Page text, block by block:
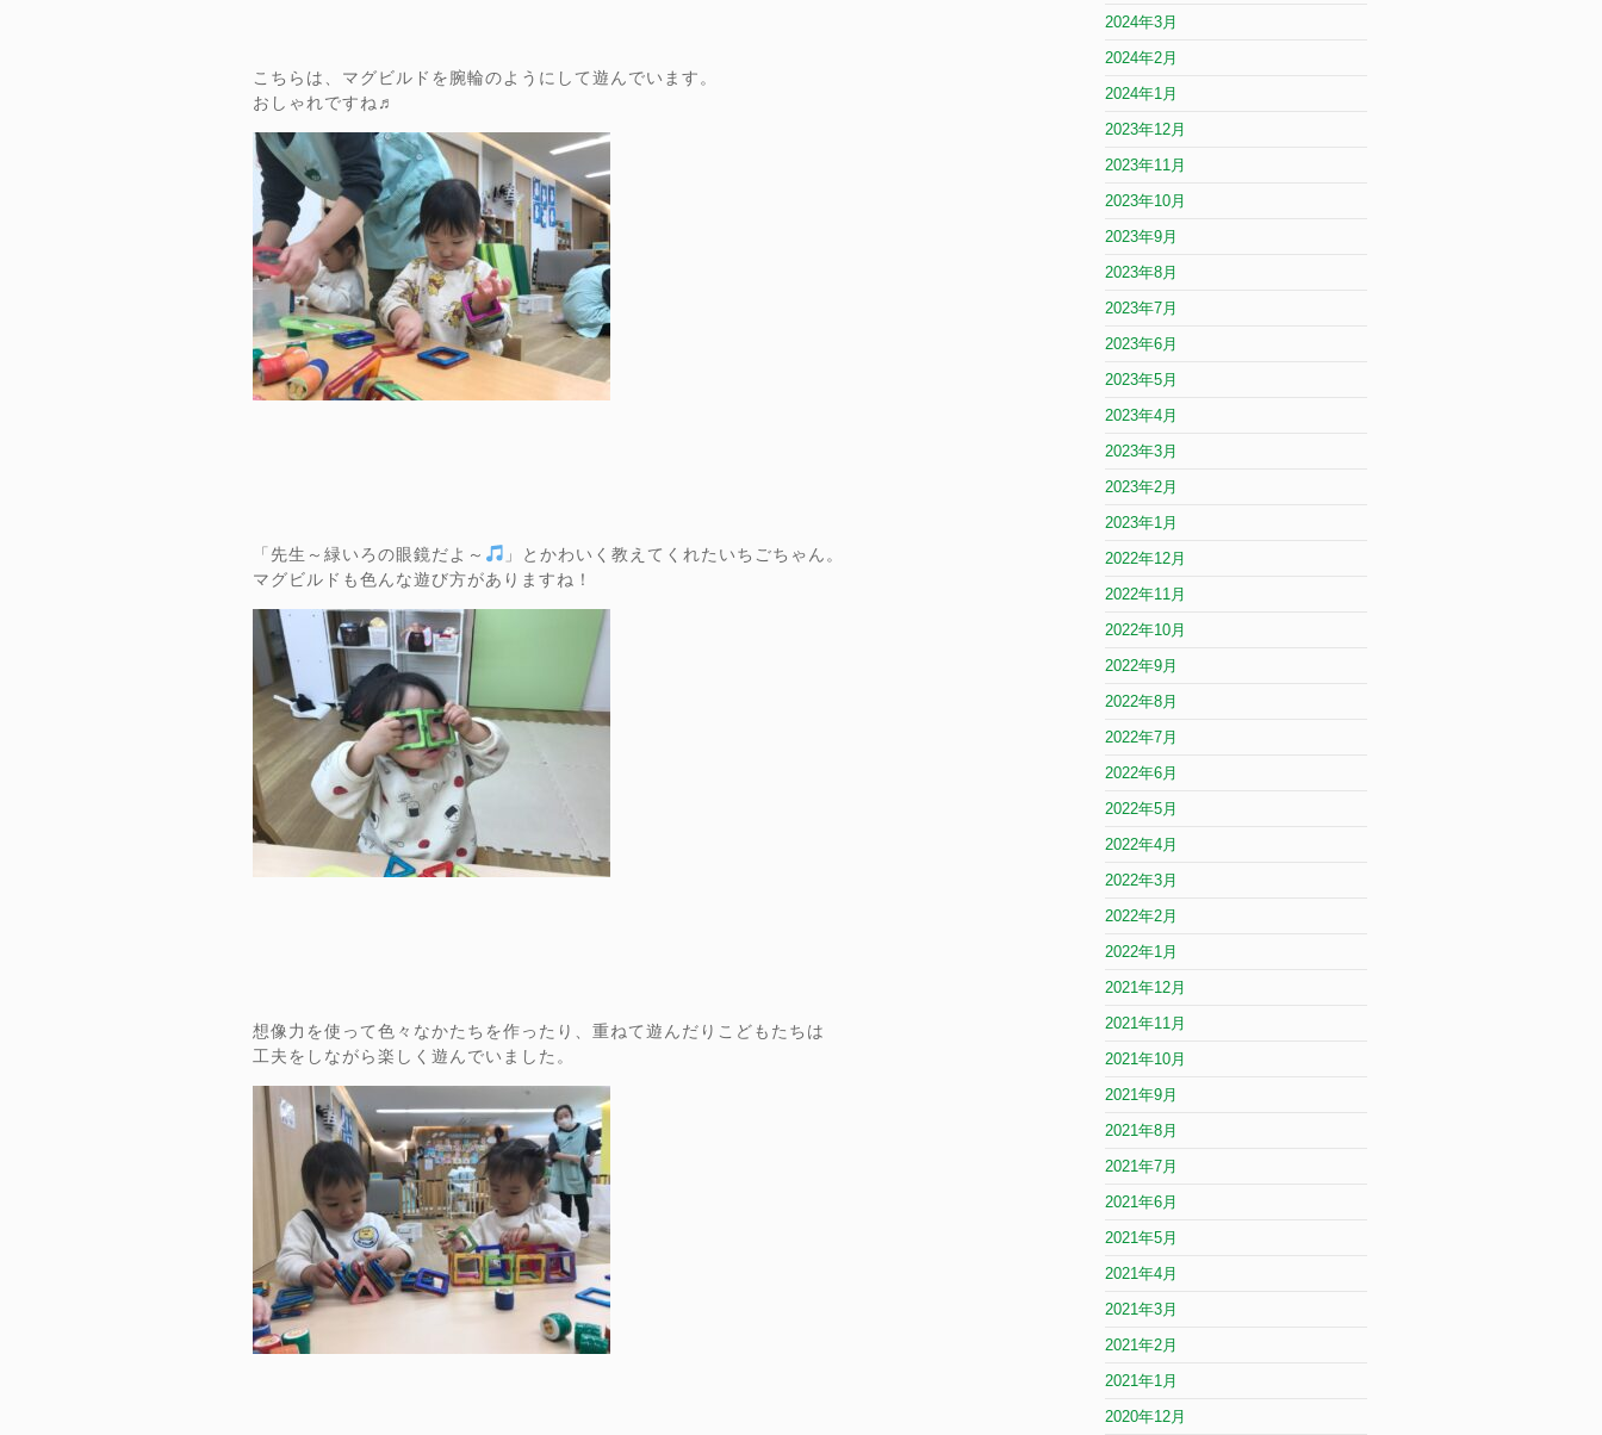
こちらは、マグビルドを腕輪のようにして遊んでいます。
おしゃれですね♬
「先生～緑いろの眼鏡だよ～
」とかわいく教えてくれたいちごちゃん。
マグビルドも色んな遊び方がありますね！
想像力を使って色々なかたちを作ったり、重ねて遊んだりこどもたちは
工夫をしながら楽しく遊んでいました。
2024年3月
2024年2月
2024年1月
2023年12月
2023年11月
2023年10月
2023年9月
2023年8月
2023年7月
2023年6月
2023年5月
2023年4月
2023年3月
2023年2月
2023年1月
2022年12月
2022年11月
2022年10月
2022年9月
2022年8月
2022年7月
2022年6月
2022年5月
2022年4月
2022年3月
2022年2月
2022年1月
2021年12月
2021年11月
2021年10月
2021年9月
2021年8月
2021年7月
2021年6月
2021年5月
2021年4月
2021年3月
2021年2月
2021年1月
2020年12月